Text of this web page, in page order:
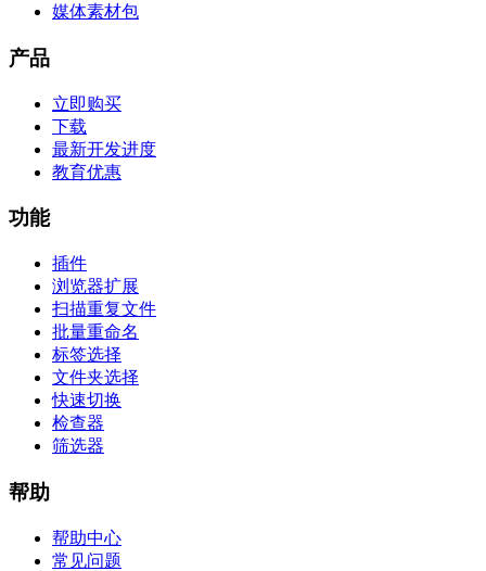
媒体素材包
产品
立即购买
下载
最新开发进度
教育优惠
功能
插件
浏览器扩展
扫描重复文件
批量重命名
标签选择
文件夹选择
快速切换
检查器
筛选器
帮助
帮助中心
常见问题